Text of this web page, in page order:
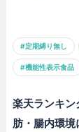
#定期縛り無し
#機能性表示食品
楽天ランキ
肪・腸内環